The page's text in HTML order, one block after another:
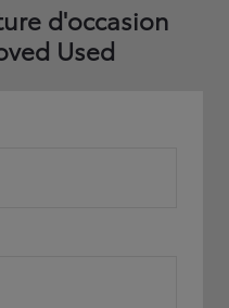
d'occasion
Used